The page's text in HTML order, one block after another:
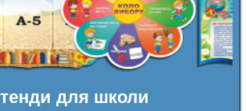
для школи